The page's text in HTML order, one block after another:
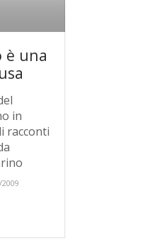
è una
in
racconti